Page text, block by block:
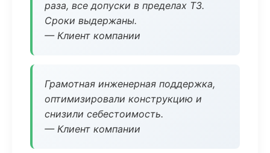
раза, все допуски в пределах ТЗ.
Сроки выдержаны.
— Клиент компании
Грамотная инженерная поддержка,
оптимизировали конструкцию и
снизили себестоимость.
— Клиент компании